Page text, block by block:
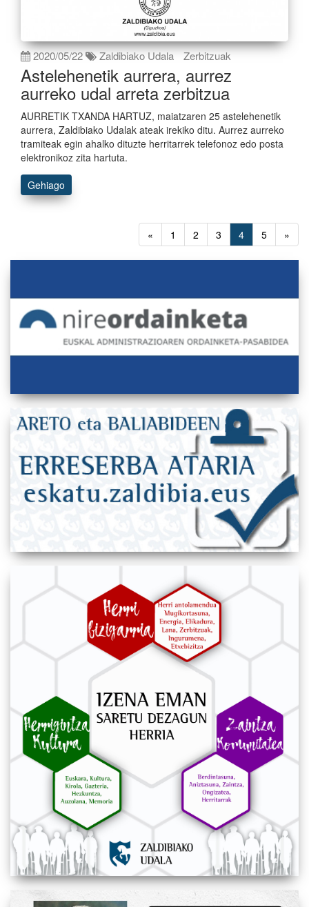
2020/05/22 Zaldibiako Udala Zerbitzuak
Astelehenetik aurrera, aurrez
aurreko udal arreta zerbitzua
AURRETIK TXANDA HARTUZ, maiatzaren 25 astelehenetik
aurrera, Zaldibiako Udalak ateak irekiko ditu. Aurrez aurreko
tramiteak egin ahalko dituzte herritarrek telefonoz edo posta
elektronikoz zita hartuta.
Gehiago
« 1 2 3 4 5 »